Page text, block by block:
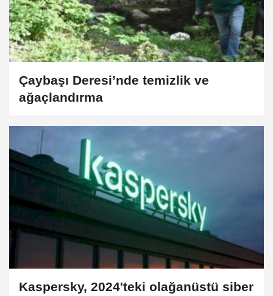
Çaybaşı Deresi’nde temizlik ve
ağaçlandırma
Kaspersky, 2024'teki olağanüstü siber